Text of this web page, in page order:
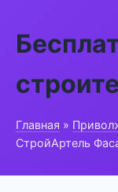
Главная »
СтройАртель